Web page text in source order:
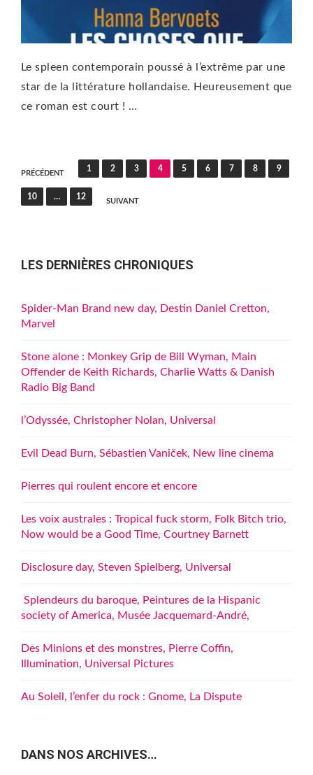
Le spleen contemporain poussé à l’extrême par une
star de la littérature hollandaise. Heureusement que
ce roman est court ! …
Pagination
des
publications
PRÉCÉDENT
1 2 3 4 5 6 7 8 9
10 … 12
SUIVANT
LES DERNIÈRES CHRONIQUES
Spider-Man Brand new day, Destin Daniel Cretton,
Marvel
Stone alone : Monkey Grip de Bill Wyman, Main
Offender de Keith Richards, Charlie Watts & Danish
Radio Big Band
l’Odyssée, Christopher Nolan, Universal
Evil Dead Burn, Sébastien Vaniček, New line cinema
Pierres qui roulent encore et encore
Les voix australes : Tropical fuck storm, Folk Bitch trio,
Now would be a Good Time, Courtney Barnett
Disclosure day, Steven Spielberg, Universal
Splendeurs du baroque, Peintures de la Hispanic
society of America, Musée Jacquemard-André,
Des Minions et des monstres, Pierre Coffin,
Illumination, Universal Pictures
Au Soleil, l’enfer du rock : Gnome, La Dispute
DANS NOS ARCHIVES…